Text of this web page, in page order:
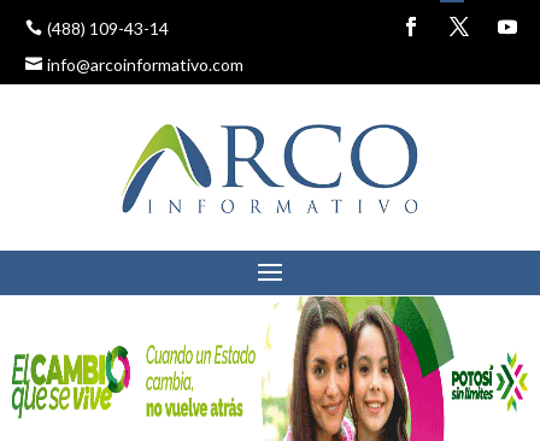
(488) 109-43-14
info@arcoinformativo.com